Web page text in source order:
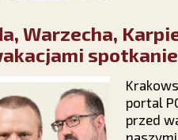
marszu
rodzina
Warzecha,
portal
przed